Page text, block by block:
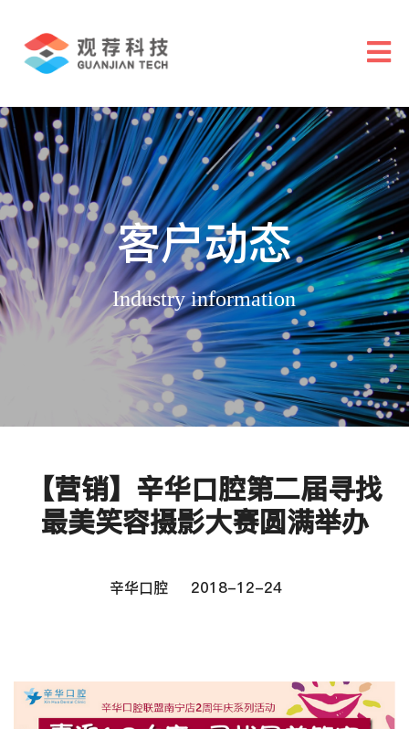
客户动态
Industry information
【营销】辛华口腔第二届寻找
最美笑容摄影大赛圆满举办
辛华口腔 2018-12-24